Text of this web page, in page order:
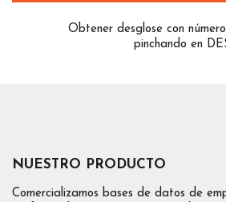
Obtener desglose con
pinchando en
NUESTRO PRODUCTO
Comercializamos bases de datos de